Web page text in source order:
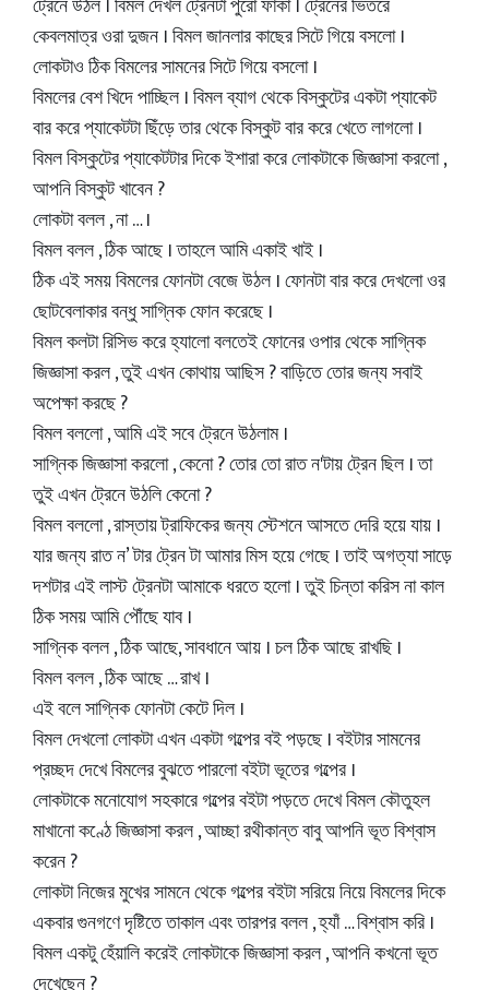
ট্রেনে উঠল । বিমল দেখল ট্রেনটা পুরো ফাঁকা । ট্রেনের ভিতরে
কেবলমাত্র ওরা দুজন । বিমল জানলার কাছের সিটে গিয়ে বসলো ।
লোকটাও ঠিক বিমলের সামনের সিটে গিয়ে বসলো ।
বিমলের বেশ খিদে পাচ্ছিল । বিমল ব্যাগ থেকে বিস্কুটের একটা প্যাকেট
বার করে প্যাকেটটা ছিঁড়ে তার থেকে বিস্কুট বার করে খেতে লাগলো ।
বিমল বিস্কুটের প্যাকেটটার দিকে ইশারা করে লোকটাকে জিজ্ঞাসা করলো ,
আপনি বিস্কুট খাবেন ?
লোকটা বলল , না … ।
বিমল বলল , ঠিক আছে । তাহলে আমি একাই খাই ।
ঠিক এই সময় বিমলের ফোনটা বেজে উঠল । ফোনটা বার করে দেখলো ওর
ছোটবেলাকার বন্ধু সাগ্নিক ফোন করেছে ।
বিমল কলটা রিসিভ করে হ্যালো বলতেই ফোনের ওপার থেকে সাগ্নিক
জিজ্ঞাসা করল , তুই এখন কোথায় আছিস ? বাড়িতে তোর জন্য সবাই
অপেক্ষা করছে ?
বিমল বললো , আমি এই সবে ট্রেনে উঠলাম ।
সাগ্নিক জিজ্ঞাসা করলো , কেনো ? তোর তো রাত ন'টায় ট্রেন ছিল । তা
তুই এখন ট্রেনে উঠলি কেনো ?
বিমল বললো , রাস্তায় ট্রাফিকের জন্য স্টেশনে আসতে দেরি হয়ে যায় ।
যার জন্য রাত ন’ টার ট্রেন টা আমার মিস হয়ে গেছে । তাই অগত্যা সাড়ে
দশটার এই লাস্ট ট্রেনটা আমাকে ধরতে হলো । তুই চিন্তা করিস না কাল
ঠিক সময় আমি পৌঁছে যাব ।
সাগ্নিক বলল , ঠিক আছে, সাবধানে আয় । চল ঠিক আছে রাখছি ।
বিমল বলল , ঠিক আছে … রাখ ।
এই বলে সাগ্নিক ফোনটা কেটে দিল ।
বিমল দেখলো লোকটা এখন একটা গল্পের বই পড়ছে । বইটার সামনের
প্রচ্ছদ দেখে বিমলের বুঝতে পারলো বইটা ভূতের গল্পের ।
লোকটাকে মনোযোগ সহকারে গল্পের বইটা পড়তে দেখে বিমল কৌতুহল
মাখানো কণ্ঠে জিজ্ঞাসা করল , আচ্ছা রথীকান্ত বাবু আপনি ভূত বিশ্বাস
করেন ?
লোকটা নিজের মুখের সামনে থেকে গল্পের বইটা সরিয়ে নিয়ে বিমলের দিকে
একবার গুনগণে দৃষ্টিতে তাকাল এবং তারপর বলল , হ্যাঁ … বিশ্বাস করি ।
বিমল একটু হেঁয়ালি করেই লোকটাকে জিজ্ঞাসা করল , আপনি কখনো ভূত